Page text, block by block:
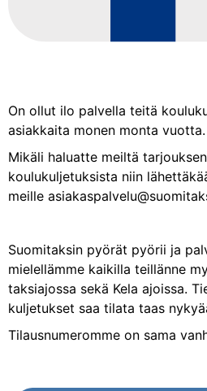
On ollut ilo palvella teitä
asiakkaita monen monta vuotta.
Mikäli haluatte meiltä
koulukuljetuksista niin
meille
Suomitaksin pyörät pyörii ja
mielellämme kaikilla teillänne
taksiajossa sekä Kela ajoissa.
kuljetukset saa tilata taas
Tilausnumeromme on sama